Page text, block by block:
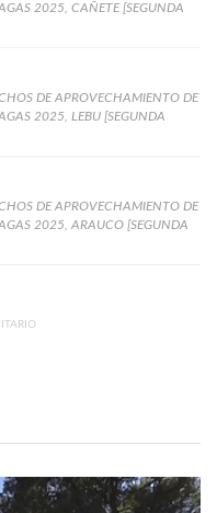
2025, CAÑETE [SEGUNDA
DE APROVECHAMIENTO DE
2025, LEBU [SEGUNDA
DE APROVECHAMIENTO DE
2025, ARAUCO [SEGUNDA